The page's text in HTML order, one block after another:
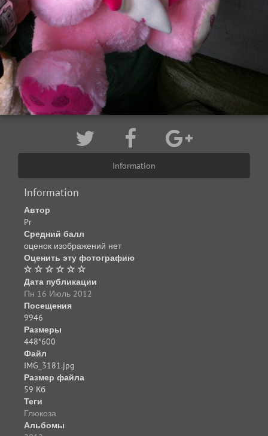
Information
Information
Автор
Pr
Средний балл
оценок изображений нет
Оценить эту фотографию
Дата публикации
Пн 16 Июль 2012
Посещения
9946
Размеры
448*600
Файл
IMG_3181.jpg
Размер файла
59 Кб
Теги
Глюкоза
Альбомы